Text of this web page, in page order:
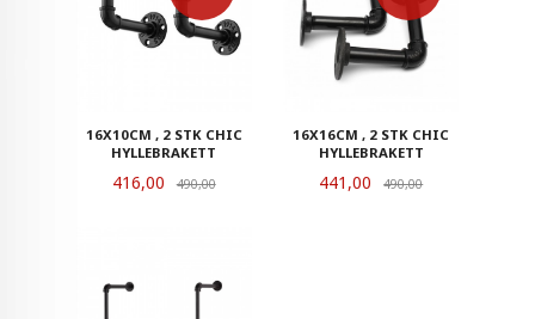
16X10CM , 2 STK CHIC
HYLLEBRAKETT
Tilbud
416,00 490,00Rabatt
16X16CM , 2 STK CHIC
HYLLEBRAKETT
Tilbud
441,00 490,00Rabatt